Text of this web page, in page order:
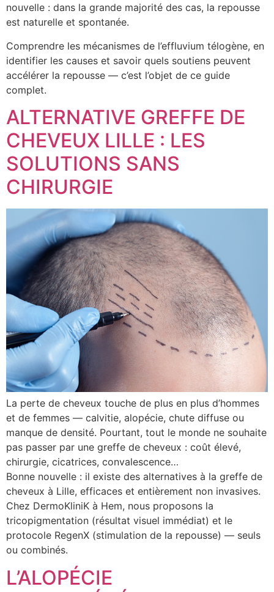
nouvelle : dans la grande majorité des cas, la repousse
est naturelle et spontanée.
Comprendre les mécanismes de l’effluvium télogène, en
identifier les causes et savoir quels soutiens peuvent
accélérer la repousse — c’est l’objet de ce guide
complet.
ALTERNATIVE GREFFE DE
CHEVEUX LILLE : LES
SOLUTIONS SANS
CHIRURGIE
La perte de cheveux touche de plus en plus d’hommes
et de femmes — calvitie, alopécie, chute diffuse ou
manque de densité. Pourtant, tout le monde ne souhaite
pas passer par une greffe de cheveux : coût élevé,
chirurgie, cicatrices, convalescence…
Bonne nouvelle : il existe des alternatives à la greffe de
cheveux à Lille, efficaces et entièrement non invasives.
Chez DermoKliniK à Hem, nous proposons la
tricopigmentation (résultat visuel immédiat) et le
protocole RegenX (stimulation de la repousse) — seuls
ou combinés.
L’ALOPÉCIE